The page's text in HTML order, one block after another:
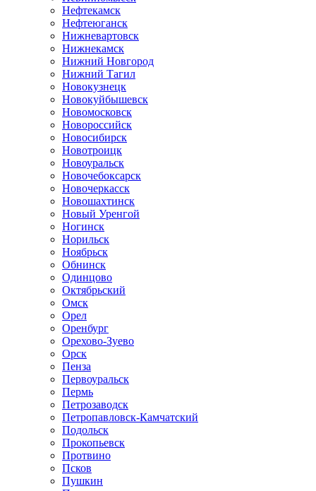
Нефтекамск
Нефтеюганск
Нижневартовск
Нижнекамск
Нижний Новгород
Нижний Тагил
Новокузнецк
Новокуйбышевск
Новомосковск
Новороссийск
Новосибирск
Новотроицк
Новоуральск
Новочебоксарск
Новочеркасск
Новошахтинск
Новый Уренгой
Ногинск
Норильск
Ноябрьск
Обнинск
Одинцово
Октябрьский
Омск
Орел
Оренбург
Орехово-Зуево
Орск
Пенза
Первоуральск
Пермь
Петрозаводск
Петропавловск-Камчатский
Подольск
Прокопьевск
Протвино
Псков
Пушкин